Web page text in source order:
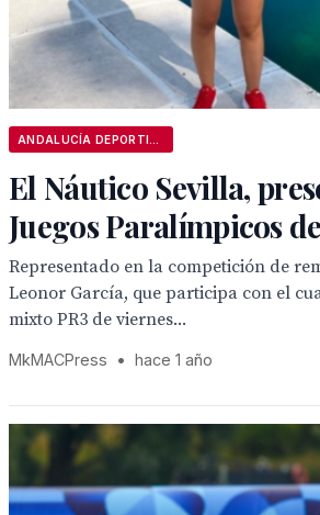
El Náutico Sevilla,
Juegos Paralímpicos
Representado en la competición de
Leonor García, que participa con el
mixto PR3 de viernes...
MkMACPress • hace 1 año